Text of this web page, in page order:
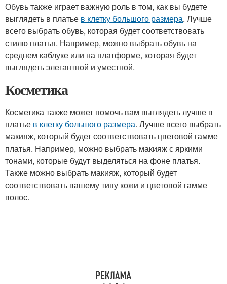
Обувь также играет важную роль в том, как вы будете
выглядеть в платье в клетку большого размера. Лучше
всего выбрать обувь, которая будет соответствовать
стилю платья. Например, можно выбрать обувь на
среднем каблуке или на платформе, которая будет
выглядеть элегантной и уместной.
Косметика
Косметика также может помочь вам выглядеть лучше в
платье в клетку большого размера. Лучше всего выбрать
макияж, который будет соответствовать цветовой гамме
платья. Например, можно выбрать макияж с яркими
тонами, которые будут выделяться на фоне платья.
Также можно выбрать макияж, который будет
соответствовать вашему типу кожи и цветовой гамме
волос.